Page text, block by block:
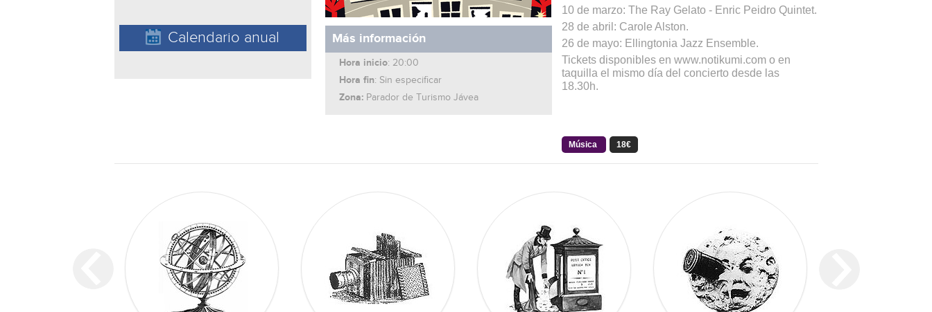
Calendario anual Más información
Hora inicio: 20:00
Hora fin: Sin especificar
Zona: Parador de Turismo Jávea
10 de marzo: The Ray Gelato - Enric Peidro Quintet.
28 de abril: Carole Alston.
26 de mayo: Ellingtonia Jazz Ensemble.
Tickets disponibles en www.notikumi.com o en
taquilla el mismo día del concierto desde las
18.30h.
Música 18€